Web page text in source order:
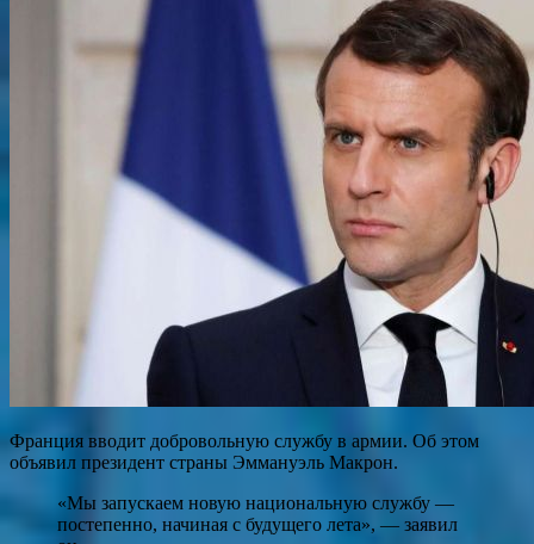
Франция вводит добровольную службу в армии. Об этом
объявил президент страны Эммануэль Макрон.
«Мы запускаем новую национальную службу —
постепенно, начиная с будущего лета», — заявил